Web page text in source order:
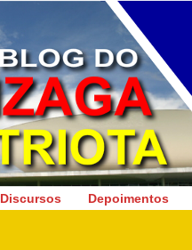
Discursos Depoimentos